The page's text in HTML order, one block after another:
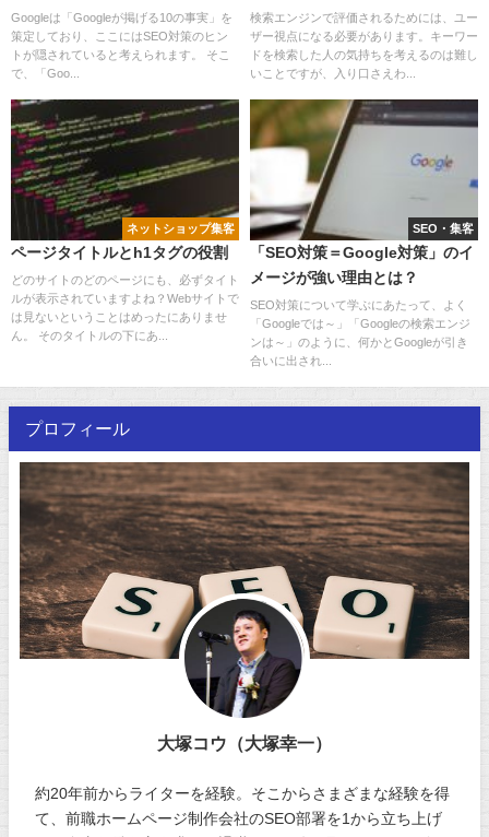
Googleは「Googleが掲げる10の事実」を
策定しており、ここにはSEO対策のヒン
トが隠されていると考えられます。 そこ
で、「Goo...
検索エンジンで評価されるためには、ユー
ザー視点になる必要があります。キーワー
ドを検索した人の気持ちを考えるのは難し
いことですが、入り口さえわ...
ネットショップ集客
ページタイトルとh1タグの役割
どのサイトのどのページにも、必ずタイト
ルが表示されていますよね？Webサイトで
は見ないということはめったにありませ
ん。 そのタイトルの下にあ...
SEO・集客
「SEO対策＝Google対策」のイ
メージが強い理由とは？
SEO対策について学ぶにあたって、よく
「Googleでは～」「Googleの検索エンジ
ンは～」のように、何かとGoogleが引き
合いに出され...
プロフィール
大塚コウ（大塚幸一）
約20年前からライターを経験。そこからさまざまな経験を得
て、前職ホームページ制作会社のSEO部署を1から立ち上げ